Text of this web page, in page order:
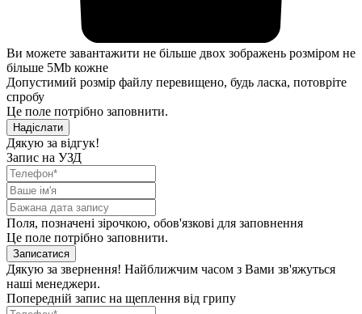
Ви можете завантажити не більше двох зображень розміром не
більше 5Mb кожне
Допустимий розмір файлу перевищено, будь ласка, потовріте
спробу
Це поле потрібно заповнити.
Надіслати
Дякую за відгук!
Запис на УЗД
Поля, позначені зірочкою, обов'язкові для заповнення
Це поле потрібно заповнити.
Записатися
Дякую за звернення! Найближчим часом з Вами зв'яжуться
наші менеджери.
Попередній запис на щеплення від грипу